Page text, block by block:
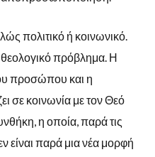
πολιτικό ή κοινωνικό.
θεολογικό πρόβλημα. Η
προσώπου και η
σε κοινωνία με τον Θεό
η οποία, παρά τις
είναι παρά μια νέα μορφή